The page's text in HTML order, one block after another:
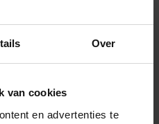
Over
van cookies
en advertenties te